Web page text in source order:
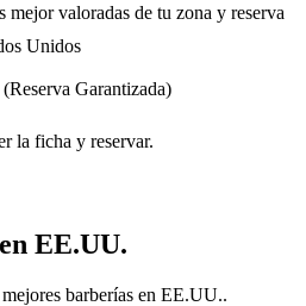
mejor valoradas de tu zona y reserva
Unidos
Garantizada)
la ficha y reservar.
EE.UU.
barberías en EE.UU..